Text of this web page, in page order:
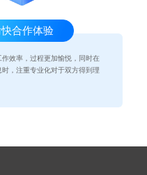
合作体验
效率，过程更加愉悦，同时在
，注重专业化对于双方得到理